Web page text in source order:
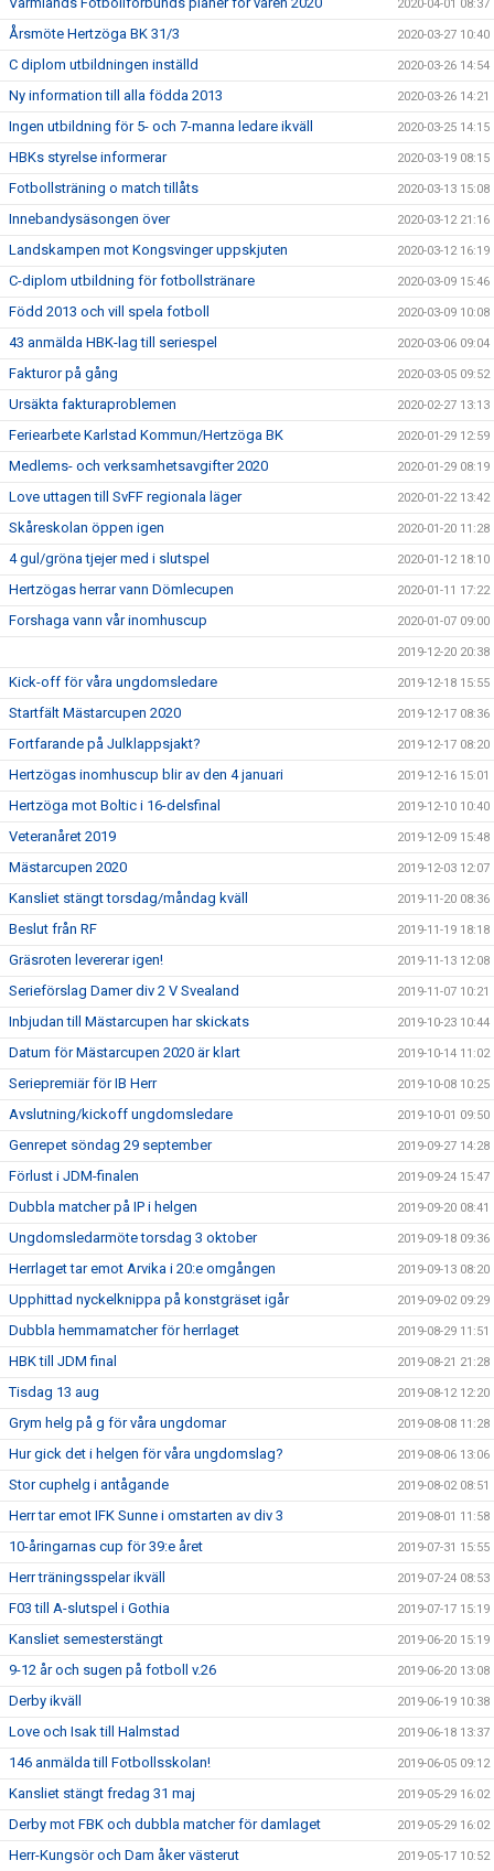
2020-04-01 08:37
Årsmöte Hertzöga BK 31/3 2020-03-27 10:40
C diplom utbildningen inställd 2020-03-26 14:54
Ny information till alla födda 2013 2020-03-26 14:21
Ingen utbildning för 5- och 7-manna ledare ikväll 2020-03-25 14:15
HBKs styrelse informerar 2020-03-19 08:15
Fotbollsträning o match tillåts 2020-03-13 15:08
Innebandysäsongen över 2020-03-12 21:16
Landskampen mot Kongsvinger uppskjuten 2020-03-12 16:19
C-diplom utbildning för fotbollstränare 2020-03-09 15:46
Född 2013 och vill spela fotboll 2020-03-09 10:08
43 anmälda HBK-lag till seriespel 2020-03-06 09:04
Fakturor på gång 2020-03-05 09:52
Ursäkta fakturaproblemen 2020-02-27 13:13
Feriearbete Karlstad Kommun/Hertzöga BK 2020-01-29 12:59
Medlems- och verksamhetsavgifter 2020 2020-01-29 08:19
Love uttagen till SvFF regionala läger 2020-01-22 13:42
Skåreskolan öppen igen 2020-01-20 11:28
4 gul/gröna tjejer med i slutspel 2020-01-12 18:10
Hertzögas herrar vann Dömlecupen 2020-01-11 17:22
Forshaga vann vår inomhuscup 2020-01-07 09:00
2019-12-20 20:38
Kick-off för våra ungdomsledare 2019-12-18 15:55
Startfält Mästarcupen 2020 2019-12-17 08:36
Fortfarande på Julklappsjakt? 2019-12-17 08:20
Hertzögas inomhuscup blir av den 4 januari 2019-12-16 15:01
Hertzöga mot Boltic i 16-delsfinal 2019-12-10 10:40
Veteranåret 2019 2019-12-09 15:48
Mästarcupen 2020 2019-12-03 12:07
Kansliet stängt torsdag/måndag kväll 2019-11-20 08:36
Beslut från RF 2019-11-19 18:18
Gräsroten levererar igen! 2019-11-13 12:08
Serieförslag Damer div 2 V Svealand 2019-11-07 10:21
Inbjudan till Mästarcupen har skickats 2019-10-23 10:44
Datum för Mästarcupen 2020 är klart 2019-10-14 11:02
Seriepremiär för IB Herr 2019-10-08 10:25
Avslutning/kickoff ungdomsledare 2019-10-01 09:50
Genrepet söndag 29 september 2019-09-27 14:28
Förlust i JDM-finalen 2019-09-24 15:47
Dubbla matcher på IP i helgen 2019-09-20 08:41
Ungdomsledarmöte torsdag 3 oktober 2019-09-18 09:36
Herrlaget tar emot Arvika i 20:e omgången 2019-09-13 08:20
Upphittad nyckelknippa på konstgräset igår 2019-09-02 09:29
Dubbla hemmamatcher för herrlaget 2019-08-29 11:51
HBK till JDM final 2019-08-21 21:28
Tisdag 13 aug 2019-08-12 12:20
Grym helg på g för våra ungdomar 2019-08-08 11:28
Hur gick det i helgen för våra ungdomslag? 2019-08-06 13:06
Stor cuphelg i antågande 2019-08-02 08:51
Herr tar emot IFK Sunne i omstarten av div 3 2019-08-01 11:58
10-åringarnas cup för 39:e året 2019-07-31 15:55
Herr träningsspelar ikväll 2019-07-24 08:53
F03 till A-slutspel i Gothia 2019-07-17 15:19
Kansliet semesterstängt 2019-06-20 15:19
9-12 år och sugen på fotboll v.26 2019-06-20 13:08
Derby ikväll 2019-06-19 10:38
Love och Isak till Halmstad 2019-06-18 13:37
146 anmälda till Fotbollsskolan! 2019-06-05 09:12
Kansliet stängt fredag 31 maj 2019-05-29 16:02
Derby mot FBK och dubbla matcher för damlaget 2019-05-29 16:02
Herr-Kungsör och Dam åker västerut 2019-05-17 10:52